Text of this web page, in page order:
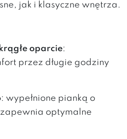
jak i klasyczne wnętrza.
oparcie:
przez długie godziny
: wypełnione pianką o
optymalne